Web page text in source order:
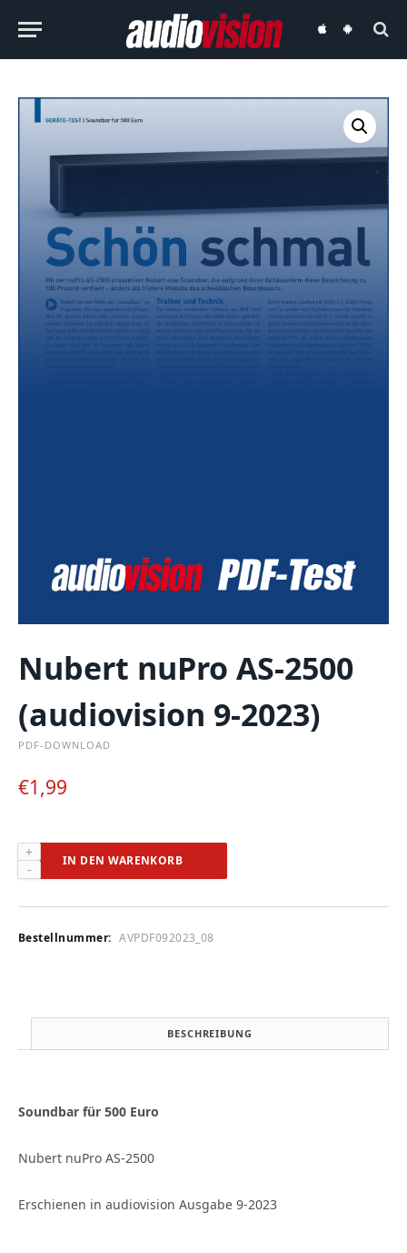
audiovisionaudiovision
Nubert nuPro AS-2500
(audiovision 9-2023)
PDF-DOWNLOAD
€1,99
Nubert
nuPro
2500
9-
IN DEN WARENKORB
Bestellnummer: AVPDF092023_08
BESCHREIBUNG
Soundbar für 500 Euro
Nubert nuPro AS-2500
Erschienen in audiovision Ausgabe 9-2023